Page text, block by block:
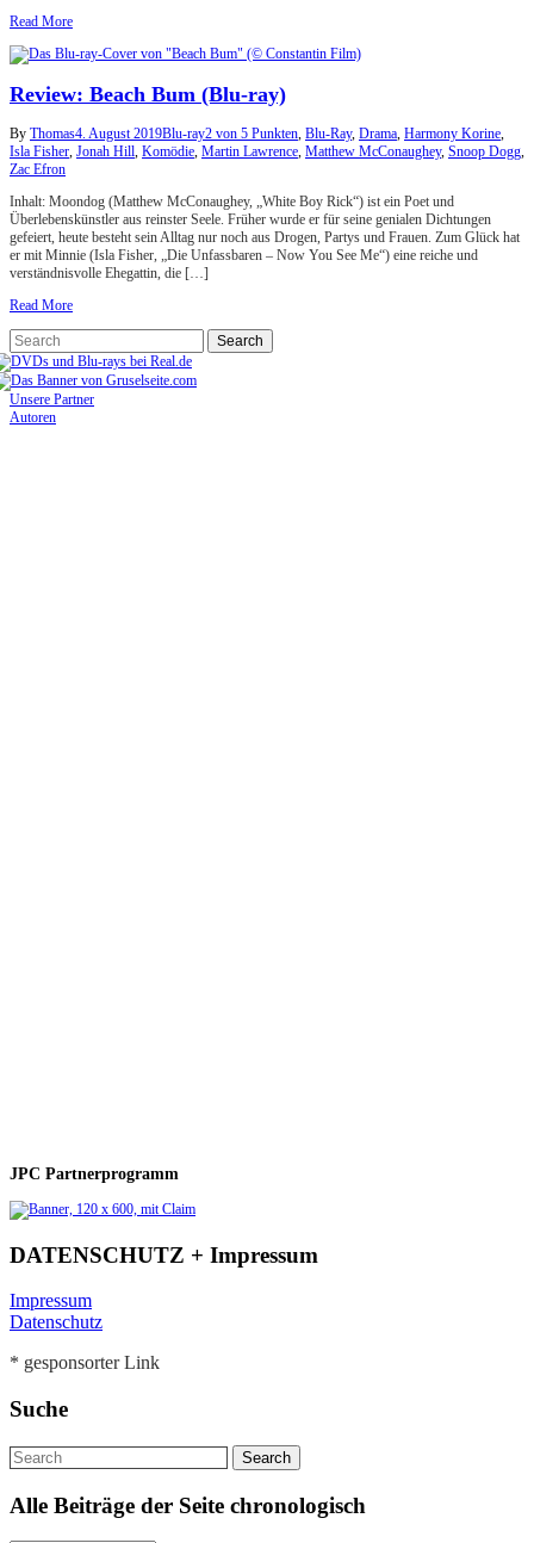
Read More
Review: Beach Bum (Blu-ray)
By Thomas4. August 2019Blu-ray2 von 5 Punkten, Blu-Ray, Drama, Harmony Korine,
Isla Fisher, Jonah Hill, Komödie, Martin Lawrence, Matthew McConaughey, Snoop Dogg,
Zac Efron
Inhalt: Moondog (Matthew McConaughey, „White Boy Rick“) ist ein Poet und
Überlebenskünstler aus reinster Seele. Früher wurde er für seine genialen Dichtungen
gefeiert, heute besteht sein Alltag nur noch aus Drogen, Partys und Frauen. Zum Glück hat
er mit Minnie (Isla Fisher, „Die Unfassbaren – Now You See Me“) eine reiche und
verständnisvolle Ehegattin, die […]
Read More
Unsere Partner
Autoren
JPC Partnerprogramm
DATENSCHUTZ + Impressum
Impressum
Datenschutz
* gesponsorter Link
Suche
Alle Beiträge der Seite chronologisch